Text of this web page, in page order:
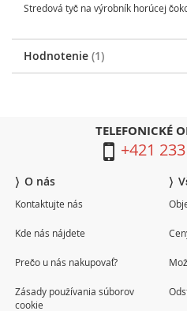
Stredová tyč na výrobník horúcej
Hodnotenie 1
TELEFONICKÉ
+421
O nás
Kontaktujte nás
Kde nás nájdete
Prečo u nás nakupovať?
Zásady používania súborov
cookie